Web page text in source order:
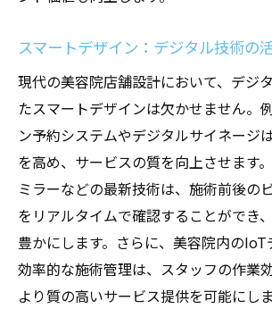
ョン
完成後のメンテナンスとア
画
成功事例から学ぶ設計のヒン
美容院の成功を左右する店舗設計
外観デザインが持つ第一印象
インテリアデザインが顧客
る影響
機能的なレイアウトが業務効
スマートデザイン：デジタル技術の
現代の美容院店舗設計において、デジ
たスマートデザインは欠かせません。
ン予約システムやデジタルサイネージ
を高め、サービスの質を向上させます
ミラーなどの最新技術は、施術前後の
をリアルタイムで確認することができ
豊かにします。さらに、美容院内の
効率的な施術管理は、スタッフの作業
より質の高いサービス提供を可能にしま